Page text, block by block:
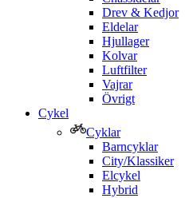
Drev & Kedjor
Eldelar
Hjullager
Kolvar
Luftfilter
Vajrar
Övrigt
Cykel
Cyklar
Barncyklar
City/Klassiker
Elcykel
Hybrid